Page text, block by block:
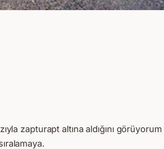
zapturapt altına aldığını